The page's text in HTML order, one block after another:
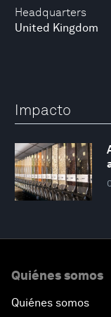
Headquarters
United Kingdom
Impacto
Quiénes somos
Quiénes somos